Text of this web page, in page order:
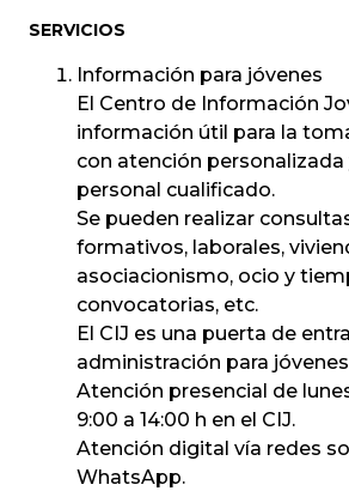
SERVICIOS
Información para jóvenes
El Centro de Información
información útil para la
con atención
personal cualificado.
Se pueden realizar
formativos, laborales,
asociacionismo, ocio y
convocatorias, etc.
El CIJ es una puerta de
administración para
Atención presencial de
9:00 a 14:00 h en el CIJ.
Atención digital vía redes
WhatsApp.